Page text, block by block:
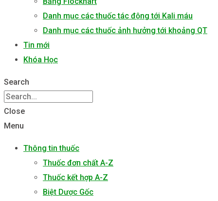
Danh mục các thuốc tác động tới Kali máu
Danh mục các thuốc ảnh hưởng tới khoảng QT
Tin mới
Khóa Học
Search
Close
Menu
Thông tin thuốc
Thuốc đơn chất A-Z
Thuốc kết hợp A-Z
Biệt Dược Gốc